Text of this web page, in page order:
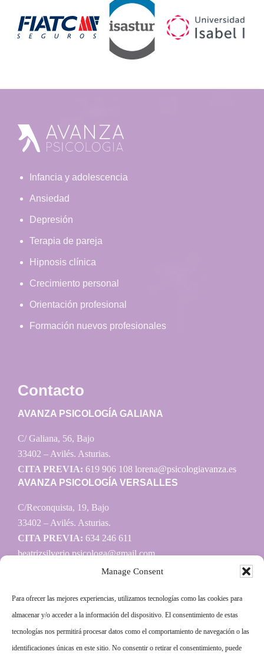
Manage Consent
Para ofrecer las mejores experiencias, utilizamos tecnologías como las cookies para
almacenar y/o acceder a la información del dispositivo. El consentimiento de estas
tecnologías nos permitirá procesar datos como el comportamiento de navegación o las
identificaciones únicas en este sitio. No consentir o retirar el consentimiento, puede
Footer
Infancia y adolescencia
Ansiedad
Depresión
Terapia de pareja
Hipnosis clínica
Crecimiento personal
Orientación profesional
Formación nuevos profesionales
Contacto
AVANZA PSICOLOGÍA GALIANA
C/ Galiana, 56, Bajo
33402 – Avilés. Asturias.
CITA PREVIA: 619 906 108 lorena@psicologiavanza.es
AVANZA PSICOLOGÍA VERSALLES
C/Reconquista, 19, Bajo
33402 – Avilés. Asturias.
CITA PREVIA: 634 246 611
beatrizsilverio.psicologa@gmail.com
Información
Aviso legal